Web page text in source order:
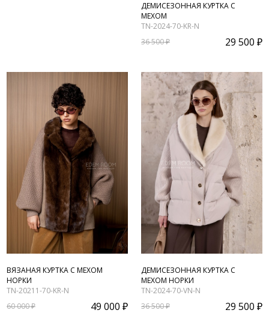
ДЕМИСЕЗОННАЯ КУРТКА С
МЕХОМ
TN-2024-70-KR-N
36 500 ₽
29 500 ₽
ВЯЗАНАЯ КУРТКА С МЕХОМ
НОРКИ
TN-20211-70-KR-N
60 000 ₽
49 000 ₽
ДЕМИСЕЗОННАЯ КУРТКА С
МЕХОМ НОРКИ
TN-2024-70-VN-N
36 500 ₽
29 500 ₽